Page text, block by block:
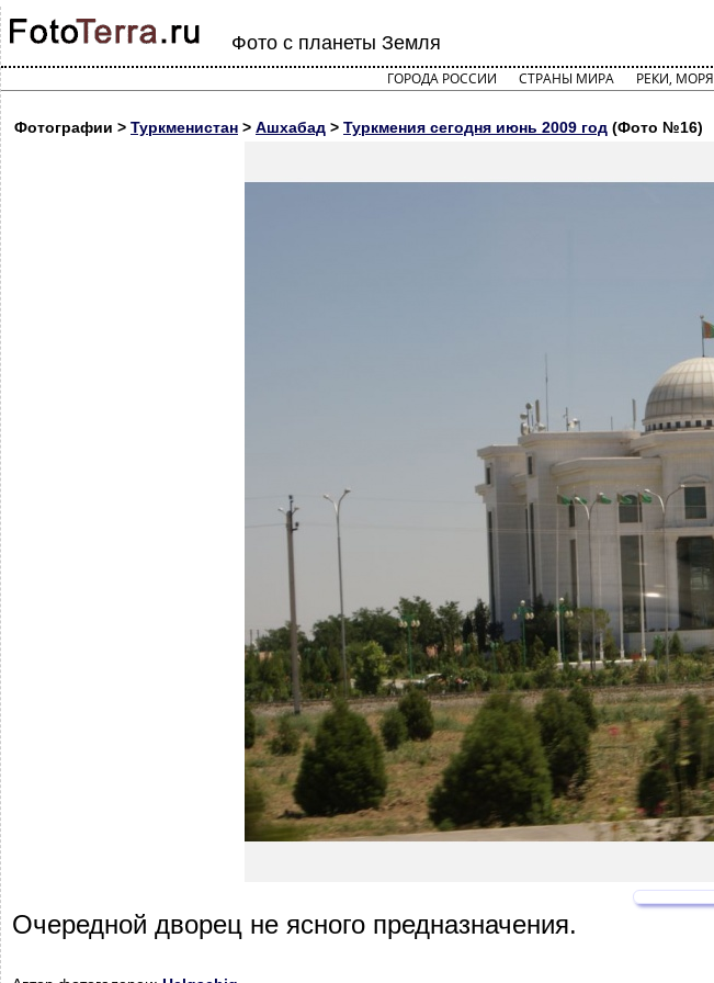
Фото с планеты Земля
ГОРОДА РОССИИ СТРАНЫ МИРА РЕКИ, МОРЯ
Фотографии > Туркменистан > Ашхабад > Туркмения сегодня июнь 2009 год (Фото №16)
Очередной дворец не ясного предназначения.